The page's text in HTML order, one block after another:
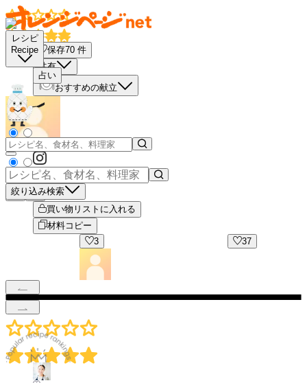
レシピ
Recipe
占い
絞り込み検索
保存70 件
共有
おすすめの献立
－
＋
買い物リストに入れる
材料コピー
3
37